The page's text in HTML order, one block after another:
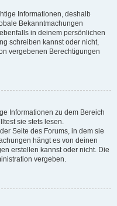
Informationen, deshalb
Bekanntmachungen
in deinem persönlichen
schreiben kannst oder nicht,
vergebenen Berechtigungen
Informationen zu dem Bereich
sie stets lesen.
Seite des Forums, in dem sie
hängt es von deinen
erstellen kannst oder nicht. Die
vergeben.